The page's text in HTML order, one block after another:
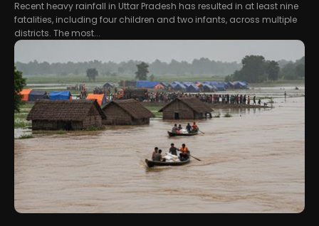
Recent heavy rainfall in Uttar Pradesh has resulted in at least nine
fatalities, including four children and two infants, across multiple
districts. The most...